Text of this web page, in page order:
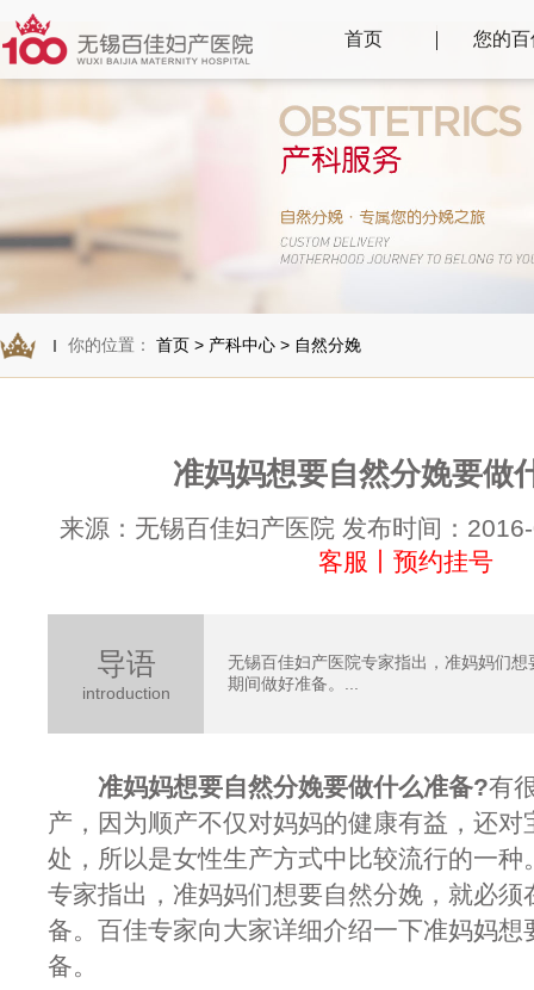
首页 您的百
你的位置： 首页 > 产科中心 > 自然分娩
准妈妈想要自然分娩要做
来源：无锡百佳妇产医院 发布时间：
客服丨预约挂号
导语
introduction
无锡百佳妇产医院专家指出，准妈妈们
期间做好准备。...
准妈妈想要自然分娩要做什么准备?有
产，因为顺产不仅对妈妈的健康有益，还对
处，所以是女性生产方式中比较流行的一种
专家指出，准妈妈们想要自然分娩，就必须
备。百佳专家向大家详细介绍一下准妈妈想
备。